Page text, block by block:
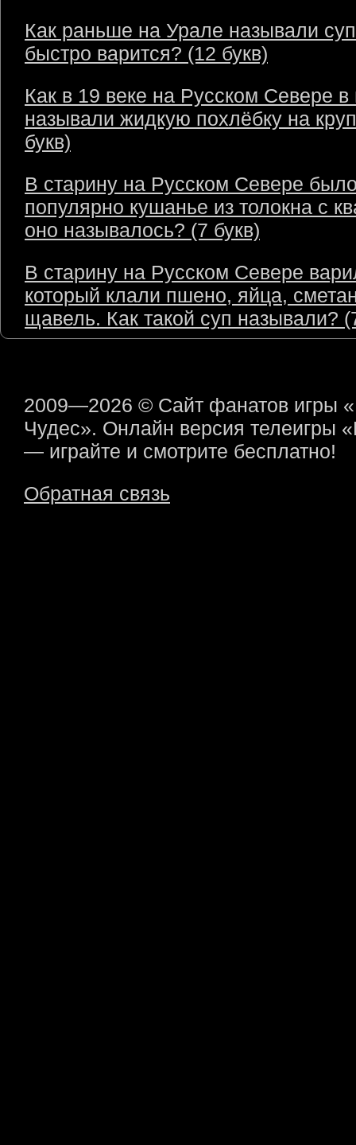
Как раньше на Урале называли
быстро варится? (12 букв)
Как в 19 веке на Русском Севере в
называли жидкую похлёбку на
букв)
В старину на Русском Севере
популярно кушанье из толокна с
оно называлось? (7 букв)
В старину на Русском Севере
который клали пшено, яйца,
щавель. Как такой суп называли?
2009—2026 © Сайт фанатов игры
Чудес». Онлайн версия телеигры
— играйте и смотрите бесплатно!
Обратная связь